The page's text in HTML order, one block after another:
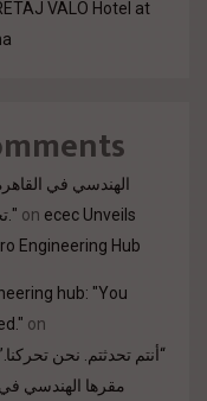
VALO Hotel at
تحدثتم. نحن تحركنا." on ecec Unveils
Engineering Hub
hub: "You
on
مقرها الهندسي في